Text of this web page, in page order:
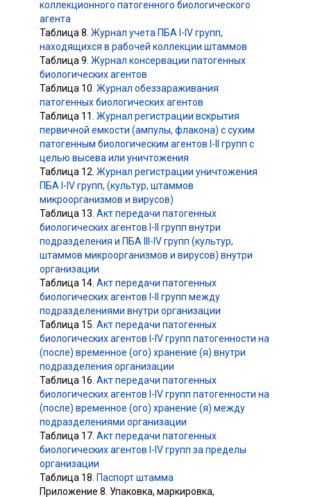
коллекционного патогенного биологического
агента
Таблица 8. Журнал учета ПБА I-IV групп,
находящихся в рабочей коллекции штаммов
Таблица 9. Журнал консервации патогенных
биологических агентов
Таблица 10. Журнал обеззараживания
патогенных биологических агентов
Таблица 11. Журнал регистрации вскрытия
первичной емкости (ампулы, флакона) с сухим
патогенным биологическим агентов I-II групп с
целью высева или уничтожения
Таблица 12. Журнал регистрации уничтожения
ПБА I-IV групп, (культур, штаммов
микроорганизмов и вирусов)
Таблица 13. Акт передачи патогенных
биологических агентов I-II групп внутри
подразделения и ПБА III-IV групп (культур,
штаммов микроорганизмов и вирусов) внутри
организации
Таблица 14. Акт передачи патогенных
биологических агентов I-II групп между
подразделениями внутри организации
Таблица 15. Акт передачи патогенных
биологических агентов I-IV групп патогенности на
(после) временное (ого) хранение (я) внутри
подразделения организации
Таблица 16. Акт передачи патогенных
биологических агентов I-IV групп патогенности на
(после) временное (ого) хранение (я) между
подразделениями организации
Таблица 17. Акт передачи патогенных
биологических агентов I-IV групп за пределы
организации
Таблица 18. Паспорт штамма
Приложение 8. Упаковка, маркировка,